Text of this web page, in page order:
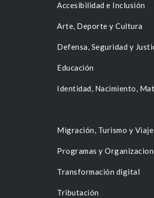
Accesibilidad e Inclusión
Arte, Deporte y Cultura
Defensa, Seguridad y
Educación
Identidad, Nacimiento,
Migración, Turismo y
Programas y
Transformación digital
Tributación